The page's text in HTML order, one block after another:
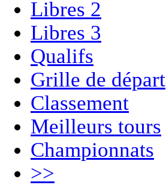
Libres 2
Libres 3
Qualifs
Grille de départ
Classement
Meilleurs tours
Championnats
>>